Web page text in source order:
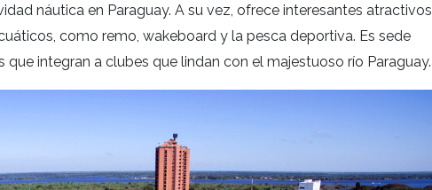
náutica en Paraguay. A su vez, ofrece interesantes atractivos
como remo, wakeboard y la pesca deportiva. Es sede
integran a clubes que lindan con el majestuoso río Paraguay.